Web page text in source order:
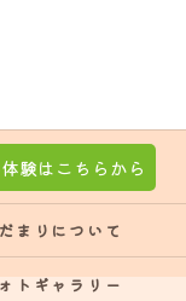
験はこちらから
まりについて
トギャラリー